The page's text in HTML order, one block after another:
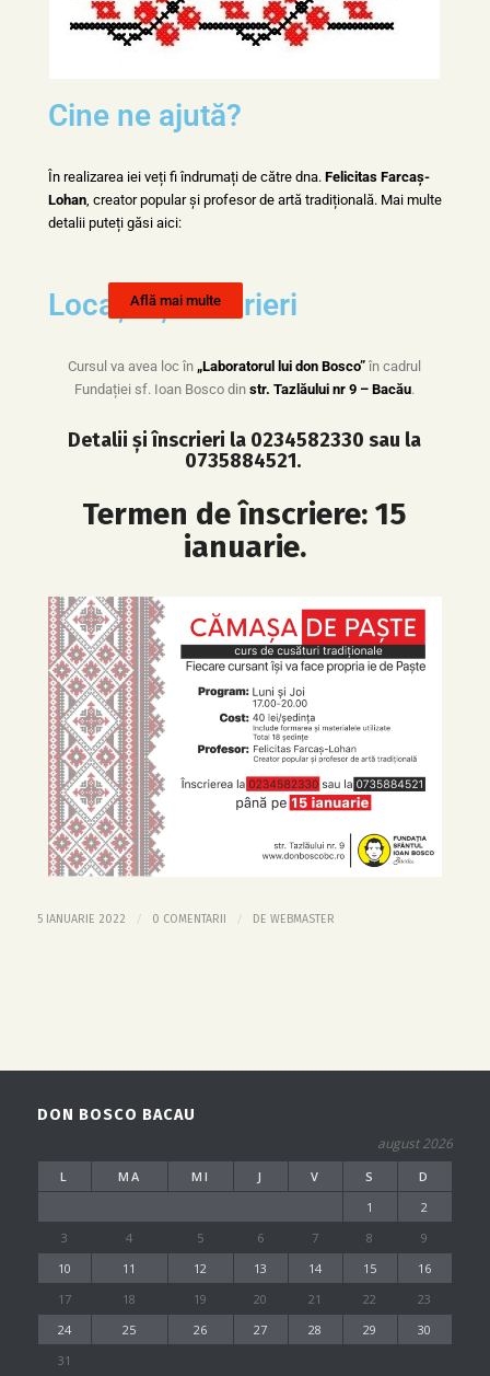
Cine ne ajută?
În realizarea iei veți fi îndrumați de către dna. Felicitas Farcaș-
Lohan, creator popular și profesor de artă tradițională. Mai multe
detalii puteți găsi aici:
Află mai multe
Locație și înscrieri
Cursul va avea loc în „Laboratorul lui don Bosco” în cadrul
Fundației sf. Ioan Bosco din str. Tazlăului nr 9 – Bacău.
Detalii și înscrieri la 0234582330 sau la
0735884521.
Termen de înscriere: 15
ianuarie.
5 IANUARIE 2022 / 0 COMENTARII / DE WEBMASTER
DON BOSCO BACAU
august 2026
L MA MI J V S
D
1
2
3
4 5 6 7 8
9
10
11 12 13 14 15
16
17
18 19 20 21 22
23
24
25 26 27 28 29
30
31